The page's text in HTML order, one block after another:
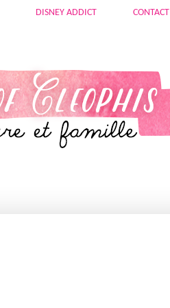
DISNEY ADDICT CONTACT